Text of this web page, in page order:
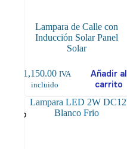
Lampara de Calle con
Inducción Solar Panel
Solar
1,150.00 IVA
incluido
Añadir al
carrito